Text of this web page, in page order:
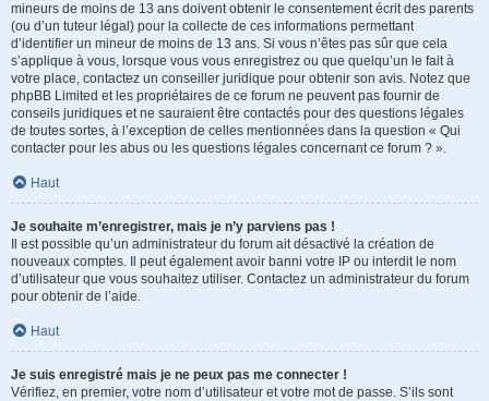
mineurs de moins de 13 ans doivent obtenir le consentement écrit des parents
(ou d’un tuteur légal) pour la collecte de ces informations permettant
d’identifier un mineur de moins de 13 ans. Si vous n’êtes pas sûr que cela
s’applique à vous, lorsque vous vous enregistrez ou que quelqu’un le fait à
votre place, contactez un conseiller juridique pour obtenir son avis. Notez que
phpBB Limited et les propriétaires de ce forum ne peuvent pas fournir de
conseils juridiques et ne sauraient être contactés pour des questions légales
de toutes sortes, à l’exception de celles mentionnées dans la question « Qui
contacter pour les abus ou les questions légales concernant ce forum ? ».
Haut
Je souhaite m’enregistrer, mais je n’y parviens pas !
Il est possible qu’un administrateur du forum ait désactivé la création de
nouveaux comptes. Il peut également avoir banni votre IP ou interdit le nom
d’utilisateur que vous souhaitez utiliser. Contactez un administrateur du forum
pour obtenir de l’aide.
Haut
Je suis enregistré mais je ne peux pas me connecter !
Vérifiez, en premier, votre nom d’utilisateur et votre mot de passe. S’ils sont